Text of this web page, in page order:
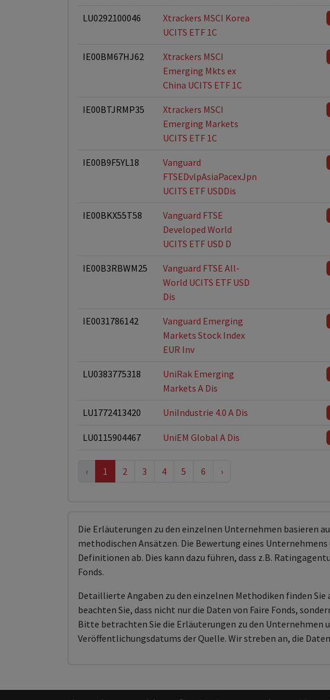
LU0292100046
Xtrackers MSCI Korea
UCITS ETF 1C
IE00BM67HJ62
Xtrackers MSCI
Emerging Mkts ex
China UCITS ETF 1C
IE00BTJRMP35
Xtrackers MSCI
Emerging Markets
UCITS ETF 1C
IE00B9F5YL18
Vanguard
FTSEDvlpAsiaPacexJpn
UCITS ETF USDDis
IE00BKX55T58
Vanguard FTSE
Developed World
UCITS ETF USD D
IE00B3RBWM25
Vanguard FTSE All-
World UCITS ETF USD
Dis
IE0031786142
Vanguard Emerging
Markets Stock Index
EUR Inv
LU0383775318
UniRak Emerging
Markets A Dis
LU1772413420 UniIndustrie 4.0 A Dis
LU0115904467 UniEM Global A Dis
‹ 1 2 3 4 5 6 ›
Die Erläuterungen zu den einzelnen Unternehmen basieren
methodischen Ansätzen. Die Bewertung eines
Definitionen ab. Dies kann dazu führen, dass z.B.
Fonds.
Detaillierte Angaben zu den einzelnen Methodiken finden
beachten Sie, dass nicht nur die Daten von Faire Fonds,
Bitte betrachten Sie die Erläuterungen zu den
Veröffentlichungsdatums der Quelle. Wir streben an, die